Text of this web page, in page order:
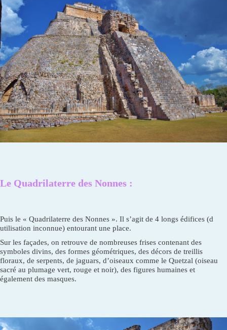
Le Quadrilaterre des Nonnes :
Puis le « Quadrilaterre des Nonnes ». Il s’agit de 4 longs édifices (d
utilisation inconnue) entourant une place.
Sur les façades, on retrouve de nombreuses frises contenant des
symboles divins, des formes géométriques, des décors de treillis
floraux, de serpents, de jaguars, d’oiseaux comme le Quetzal (oiseau
sacré au plumage vert, rouge et noir), des figures humaines et
également des masques.